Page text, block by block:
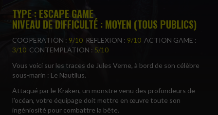
TYPE : ESCAPE GAME
NIVEAU DE DIFFICULTÉ : MOYEN (TOUS PUBLICS)
COOPERATION : 9/10 REFLEXION : 9/10 ACTION GAME :
3/10 CONTEMPLATION : 5/10
Vous voici sur les traces de Jules Verne, à bord de son célèbre
sous-marin : Le Nautilus.
Attaqué par le Kraken, un monstre venu des profondeurs de
l'océan, votre équipage doit mettre en œuvre toute son
ingéniosité pour combattre la bête.